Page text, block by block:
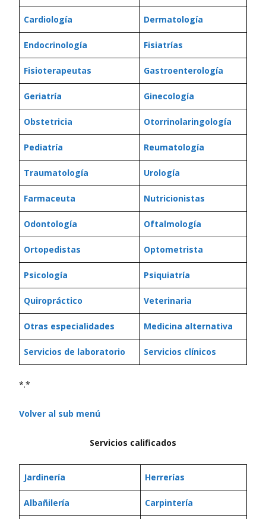
Cardiología Dermatología
Endocrinología Fisiatrías
Fisioterapeutas Gastroenterología
Geriatría Ginecología
Obstetricia Otorrinolaringología
Pediatría Reumatología
Traumatología Urología
Farmaceuta Nutricionistas
Odontología Oftalmología
Ortopedistas Optometrista
Psicología Psiquiatría
Quiropráctico Veterinaria
Otras especialidades Medicina alternativa
Servicios de laboratorio Servicios clínicos
*.*
Volver al sub menú
Servicios calificados
Jardinería Herrerías
Albañilería Carpintería